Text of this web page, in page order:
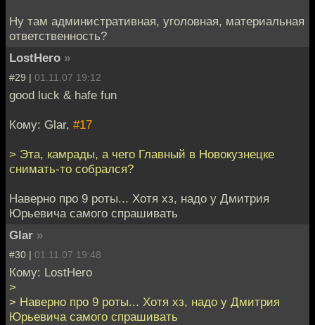
Ну там административная, уголовная, материальная
ответственность?
LostHero »
#29 | 01.11.07 19:12
good luck & hafe fun
Кому: Glar, #17
> Эта, камрады, а чего Главный в Новокузнецке
снимать-то собрался?
Наверно про 9 роты... Хотя хз, надо у Дмитрия
Юрьевича самого спрашивать
Glar »
#30 | 01.11.07 19:48
Кому: LostHero
>
> Наверно про 9 роты... Хотя хз, надо у Дмитрия
Юрьевича самого спрашивать